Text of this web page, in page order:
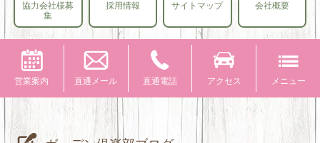
協力会社様募
集
採用情報 サイトマップ 会社概要
営業案内 直通メール 直通電話 アクセス メニュー